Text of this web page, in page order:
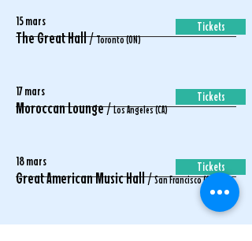
15 mars
The Great Hall /Toronto (ON)
Tickets
17 mars
Moroccan Lounge /Los Angeles (CA)
Tickets
18 mars
Great American Music Hall /San Francisco (CA)
Tickets